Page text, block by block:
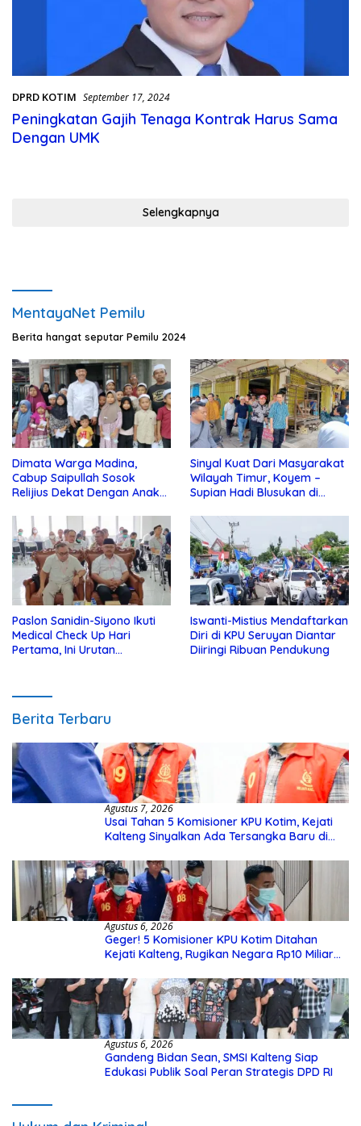
DPRD KOTIM September 17, 2024
Peningkatan Gajih Tenaga Kontrak Harus Sama
Dengan UMK
Selengkapnya
MentayaNet Pemilu
Berita hangat seputar Pemilu 2024
Dimata Warga Madina,
Cabup Saipullah Sosok
Relijius Dekat Dengan Anak
Sinyal Kuat Dari Masyarakat
Wilayah Timur, Koyem –
Supian Hadi Blusukan di
Paslon Sanidin-Siyono Ikuti
Medical Check Up Hari
Pertama, Ini Urutan
Iswanti-Mistius Mendaftarkan
Diri di KPU Seruyan Diantar
Diiringi Ribuan Pendukung
Berita Terbaru
Agustus 7, 2026
Usai Tahan 5 Komisioner KPU Kotim, Kejati
Kalteng Sinyalkan Ada Tersangka Baru di
Agustus 6, 2026
Geger! 5 Komisioner KPU Kotim Ditahan
Kejati Kalteng, Rugikan Negara Rp10 Miliar
Agustus 6, 2026
Gandeng Bidan Sean, SMSI Kalteng Siap
Edukasi Publik Soal Peran Strategis DPD RI